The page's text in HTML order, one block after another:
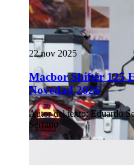
22 nov 2025
Macbor Shifter 125
Novedad 2026
Autor del texto: Eduardo
Serrano